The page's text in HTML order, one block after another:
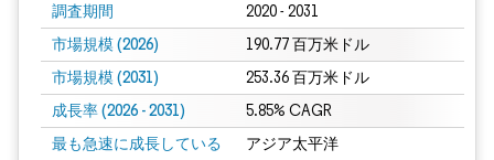
調査期間 2020 - 2031
市場規模 (2026) 190.77 百万米ドル
市場規模 (2031) 253.36 百万米ドル
成長率 (2026 - 2031) 5.85% CAGR
最も急速に成長している
アジア太平洋